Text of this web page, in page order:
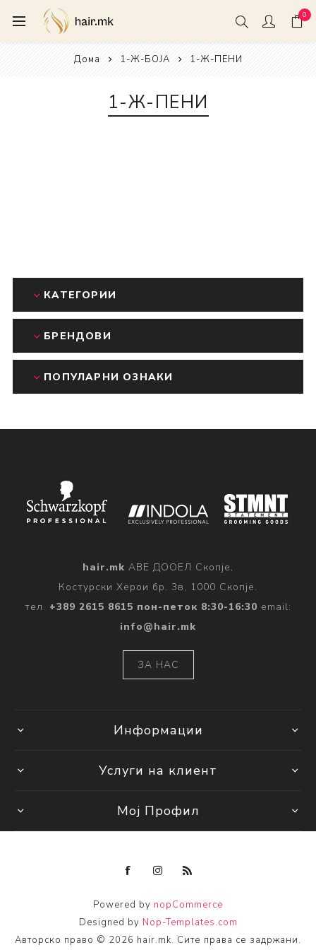
0
Дома 1-Ж-БОЈА 1-Ж-ПЕНИ
1-Ж-ПЕНИ
КАТЕГОРИИ
БРЕНДОВИ
ПОПУЛАРНИ ОЗНАКИ
hair.mk АВЕ ДООЕЛ Скопје,
Костурски Херои бр. 3в, 1000 Скопје.
тел. +389 2615 8615 пон-петок 8:30-16:30 email:
info@hair.mk
ЗА НАС
Информации
Услуги на клиент
Мој Профил
Powered by nopCommerce
Designed by Nop-Templates.com
Авторско право © 2026 hair.mk. Сите права се задржани.